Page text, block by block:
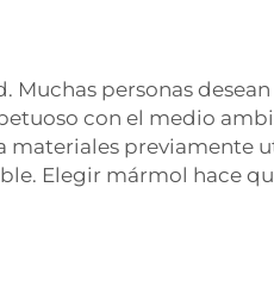
personas
con el medio
materiales previamente
Elegir mármol hace